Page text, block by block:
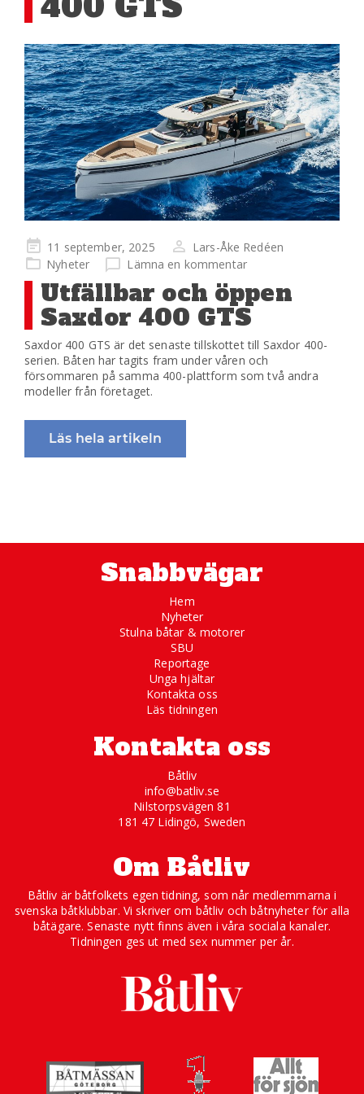
Publicerad
på
11 september, 2025
Lars-Åke Redéen
Nyheter
Lämna en kommentar
Utfällbar och öppen
Saxdor 400 GTS
Saxdor 400 GTS är det senaste tillskottet till Saxdor 400-
serien. Båten har tagits fram under våren och
försommaren på samma 400-plattform som två andra
modeller från företaget.
Läs hela artikeln
Snabbvägar
Hem
Nyheter
Stulna båtar & motorer
SBU
Reportage
Unga hjältar
Kontakta oss
Läs tidningen
Kontakta oss
Båtliv
info@batliv.se
Nilstorpsvägen 81
181 47 Lidingö, Sweden
Om Båtliv
Båtliv är båtfolkets egen tidning, som når medlemmarna i
svenska båtklubbar. Vi skriver om båtliv och båtnyheter för alla
båtägare. Senaste nytt finns även i våra sociala kanaler.
Tidningen ges ut med sex nummer per år.